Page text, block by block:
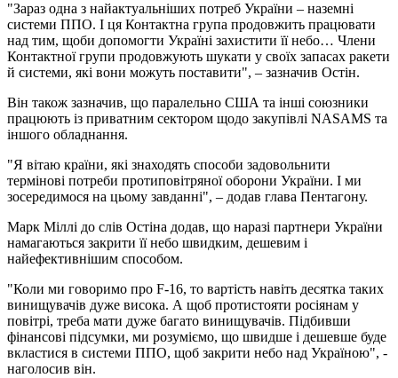
"Зараз одна з найактуальніших потреб України – наземні
системи ППО. І ця Контактна група продовжить працювати
над тим, щоби допомогти Україні захистити її небо… Члени
Контактної групи продовжують шукати у своїх запасах ракети
й системи, які вони можуть поставити", – зазначив Остін.
Він також зазначив, що паралельно США та інші союзники
працюють із приватним сектором щодо закупівлі NASAMS та
іншого обладнання.
"Я вітаю країни, які знаходять способи задовольнити
термінові потреби протиповітряної оборони України. І ми
зосередимося на цьому завданні", – додав глава Пентагону.
Марк Міллі до слів Остіна додав, що наразі партнери України
намагаються закрити її небо швидким, дешевим і
найефективнішим способом.
"Коли ми говоримо про F-16, то вартість навіть десятка таких
винищувачів дуже висока. А щоб протистояти росіянам у
повітрі, треба мати дуже багато винищувачів. Підбивши
фінансові підсумки, ми розуміємо, що швидше і дешевше буде
вкластися в системи ППО, щоб закрити небо над Україною", -
наголосив він.